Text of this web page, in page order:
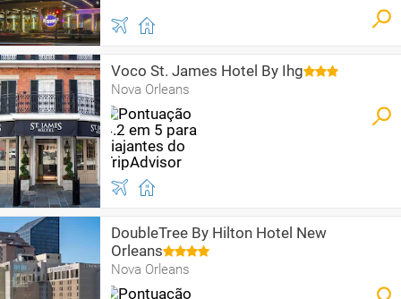
Voco St. James Hotel By Ihg
Nova Orleans
DoubleTree By Hilton Hotel New
Orleans
Nova Orleans